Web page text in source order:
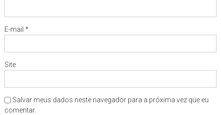
E-mail *
Site
Salvar meus dados neste navegador para a próxima vez que eu
comentar.